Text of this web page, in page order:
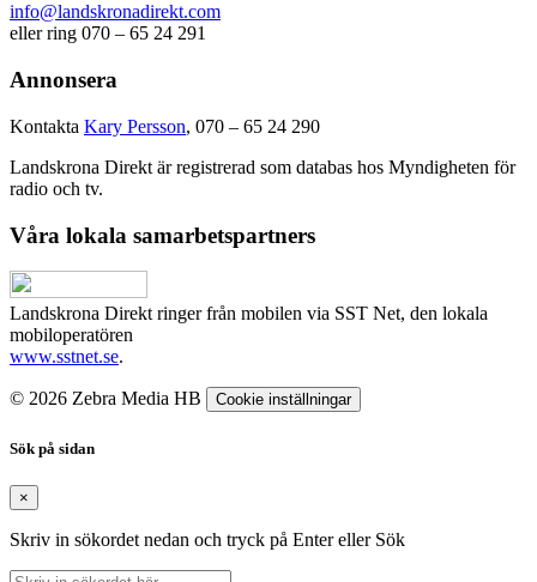
info@landskronadirekt.com
eller ring 070 – 65 24 291
Annonsera
Kontakta Kary Persson, 070 – 65 24 290
Landskrona Direkt är registrerad som databas hos Myndigheten för
radio och tv.
Våra lokala samarbetspartners
Landskrona Direkt ringer från mobilen via SST Net, den lokala
mobiloperatören
www.sstnet.se.
© 2026 Zebra Media HB Cookie inställningar
Sök på sidan
×
Skriv in sökordet nedan och tryck på Enter eller Sök